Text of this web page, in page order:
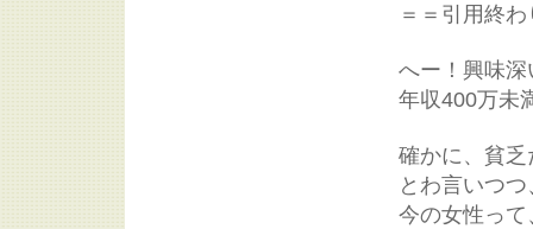
＝＝引用終
へー！興味深
年収400万未
確かに、貧
とわ言いつ
今の女性っ